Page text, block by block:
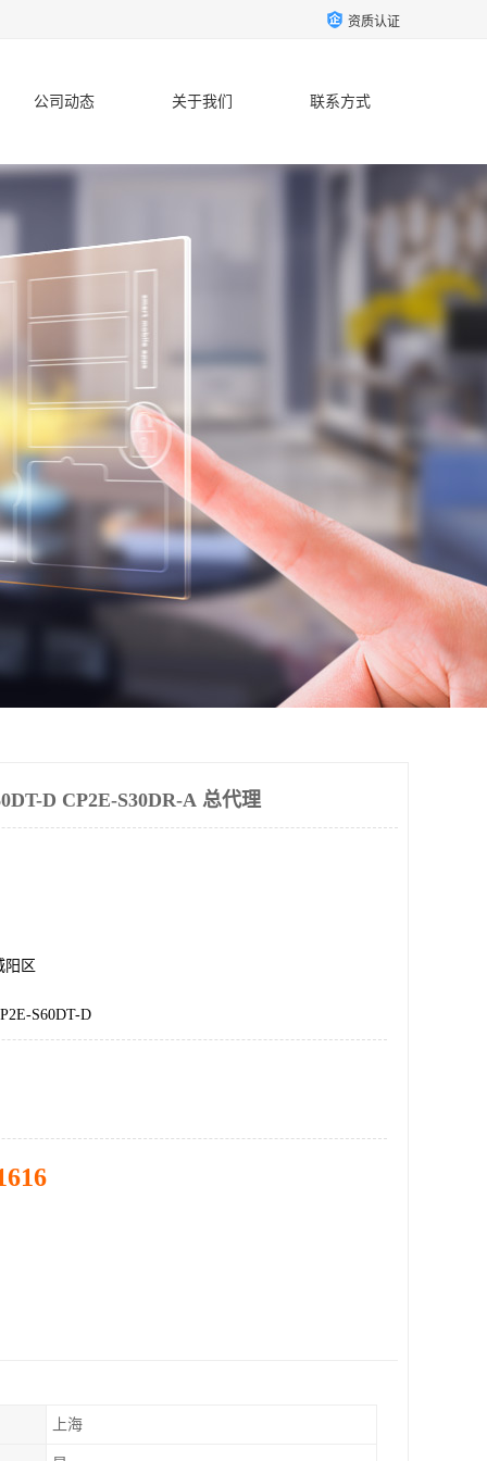
资质认证
公司动态 关于我们 联系方式
D CP2E-S30DR-A 总代理
阳区
S60DT-D
上海